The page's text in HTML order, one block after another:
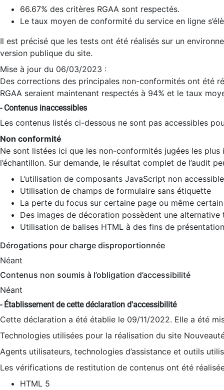
66.67% des critères RGAA sont respectés.
Le taux moyen de conformité du service en ligne
Il est précisé que les tests ont été réalisés sur un
version publique du site.
Mise à jour du 06/03/2023 :
Des corrections des principales non-conformités ont été
RGAA seraient maintenant respectés à 94% et le taux
- Contenus inaccessibles
Les contenus listés ci-dessous ne sont pas accessibles
Non conformité
Ne sont listées ici que les non-conformités jugées les
l’échantillon. Sur demande, le résultat complet de l’audit
L’utilisation de composants JavaScript non
Utilisation de champs de formulaire sans étiquette
La perte du focus sur certaine page ou même
Des images de décoration possèdent une alternative
Utilisation de balises HTML à des fins de
Dérogations pour charge disproportionnée
Néant
Contenus non soumis à l’obligation d’accessibilité
Néant
- Établissement de cette déclaration d'accessibilité
Cette déclaration a été établie le 09/11/2022. Elle a été
Technologies utilisées pour la réalisation du site
Agents utilisateurs, technologies d’assistance et outils
Les vérifications de restitution de contenus ont été
HTML 5